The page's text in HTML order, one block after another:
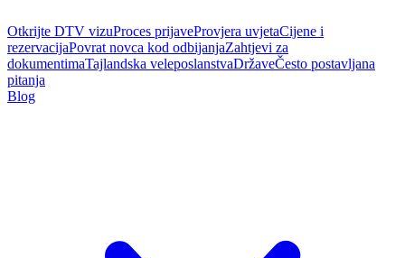
Otkrijte DTV vizuProces prijaveProvjera uvjetaCijene i
rezervacijaPovrat novca kod odbijanjaZahtjevi za
dokumentimaTajlandska veleposlanstvaDržaveČesto postavljana
pitanja
Blog